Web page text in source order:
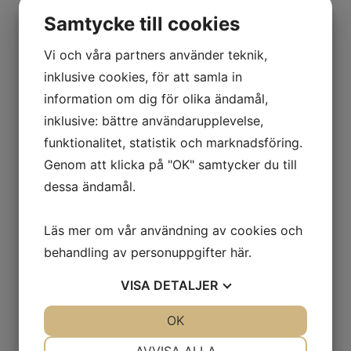
Faith in Nature Ekologiskt Intensiv balsam
69,00 kr Det
ursprungliga
priset
var:
69,00kr.
39,00krDet
nuvarande
priset
är:
39,00kr.
Märke:Faith in Nature
KAMPANJ
Samtycke till cookies
Vi och våra partners använder teknik,
inklusive cookies, för att samla in
information om dig för olika ändamål,
inklusive: bättre användarupplevelse,
funktionalitet, statistik och marknadsföring.
Genom att klicka på "OK" samtycker du till
dessa ändamål.
Läs mer om vår användning av cookies och
behandling av personuppgifter här.
VISA DETALJER
OK